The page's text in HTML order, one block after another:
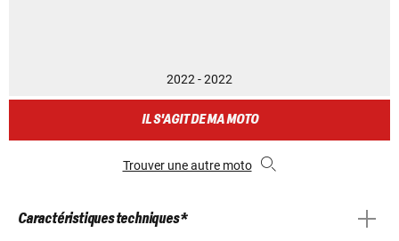
2022 - 2022
IL S'AGIT DE MA MOTO
Trouver une autre moto
Caractéristiques techniques *